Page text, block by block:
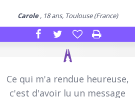
Carole, 18 ans, Toulouse (France)
Ce qui m'a rendue heureuse,
c'est d'avoir lu un message